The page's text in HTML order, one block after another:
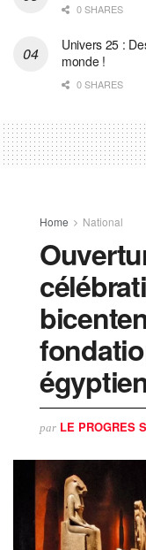
0 SHARES
Univers 25 :
monde !
0 SHARES
Home National
par LE PROGRES